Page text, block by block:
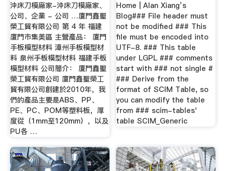
沖床刀模廠家-沖床刀模廠家、
公司、企業 - 公司 …廈門鑫聖
榮工貿有限公司 第 4 年 福建
廈門市集美區 主營產品： 廈門
手板模型材料 漳州手板模型材
料 泉州手板模型材料 福建手板
模型材料 公司簡介： 廈門鑫聖
榮工貿有限公司 廈門鑫聖榮工
貿有限公司創建於2010年，我
們的產品主要是ABS、PP、
PE、PC、POM等塑料板，厚
度從（1mm至120mm），以及
PU各 …
Home | Alan Xiang’s
Blog### File header must
not be modified ### This
file must be encoded into
UTF-8. ### This table
under LGPL ### comments
start with ### not single #
### Derive from the
format of SCIM Table, so
you can modify the table
from ### scim-tables'
table SCIM_Generic